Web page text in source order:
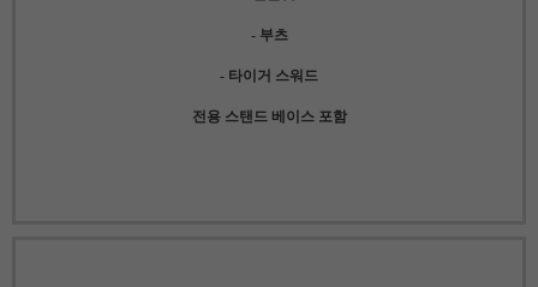
- 부츠
- 타이거 스워드
전용 스탠드 베이스 포함